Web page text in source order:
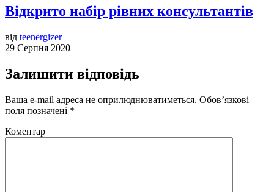
Відкрито набір рівних консультантів
від teenergizer
29 Серпня 2020
Залишити відповідь
Ваша e-mail адреса не оприлюднюватиметься. Обов’язкові
поля позначені *
Коментар